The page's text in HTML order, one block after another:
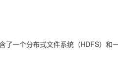
一个分布式文件系统（HDFS）